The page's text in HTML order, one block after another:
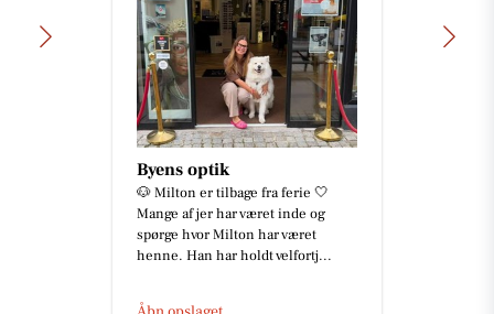
Byens optik
🐶 Milton er tilbage fra ferie 🤍
Mange af jer har været inde og
spørge hvor Milton har været
henne. Han har holdt velfortj...